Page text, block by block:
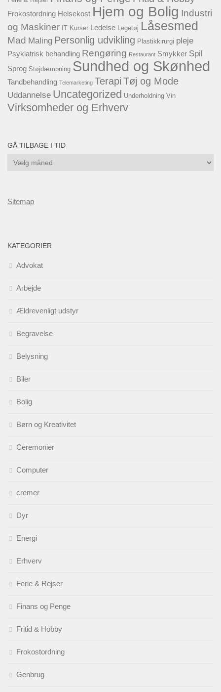
Frokostordning Helsekost Hjem og Bolig Industri
og Maskiner IT Kurser Ledelse Legetøj Låsesmed
Mad Maling Personlig udvikling Plastikkirurgi pleje
Psykiatrisk behandling Rengøring Restaurant Smykker Spil
Sprog Støjdæmpning Sundhed og Skønhed
Tandbehandling Telemarketing Terapi Tøj og Mode
Uddannelse Uncategorized Underholdning Vin
Virksomheder og Erhverv
GÅ TILBAGE I TID
Gå
Sitemap
KATEGORIER
Advokat
Arbejde
Ældrevenligt udstyr
Begravelse
Belysning
Biler
Bolig
Børn og Kreativitet
Ceremonier
Computer
cremer
Dyr
Energi
Erhverv
Ferie & Rejser
Finans og Penge
Fritid & Hobby
Frokostordning
Genbrug